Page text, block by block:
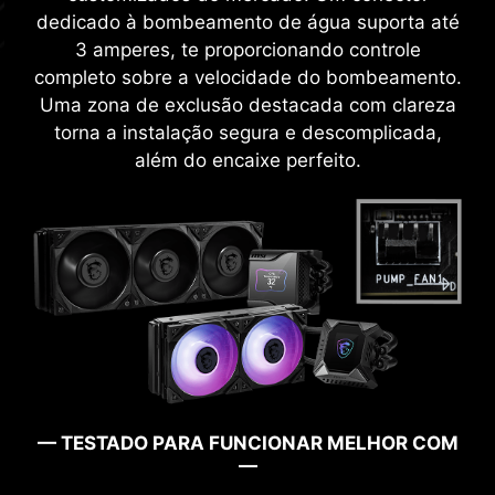
dedicado à bombeamento de água suporta até
3 amperes, te proporcionando controle
completo sobre a velocidade do bombeamento.
Uma zona de exclusão destacada com clareza
torna a instalação segura e descomplicada,
além do encaixe perfeito.
— TESTADO PARA FUNCIONAR MELHOR COM
—
disponíveis para garantir que o sistema seja
iniciado com sucesso novamente.